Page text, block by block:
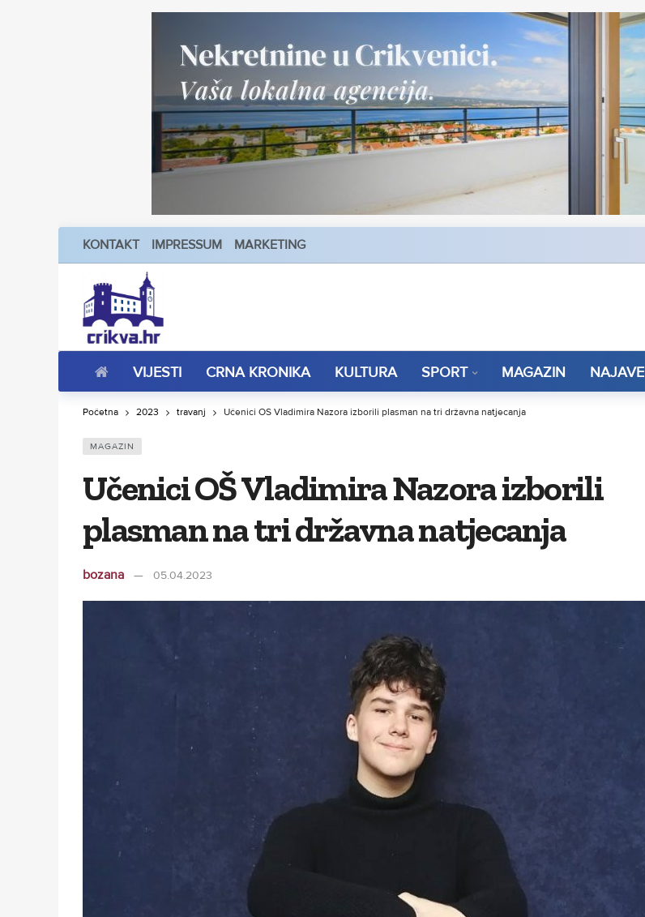
KONTAKT IMPRESSUM MARKETING
VIJESTI CRNA KRONIKA KULTURA SPORT MAGAZIN NAJAVE
Početna 2023 travanj Učenici OŠ Vladimira Nazora izborili plasman na tri državna natjecanja
MAGAZIN
Učenici OŠ Vladimira Nazora izborili
plasman na tri državna natjecanja
bozana 05.04.2023